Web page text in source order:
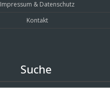
Impressum & Datenschutz
Kontakt
Suche